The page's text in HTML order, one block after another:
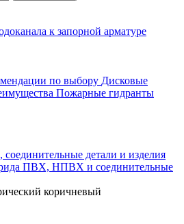
к запорной арматуре
по выбору Дисковые
Пожарные гидранты
детали и изделия
ПВХ, НПВХ и соединительные
коричневый